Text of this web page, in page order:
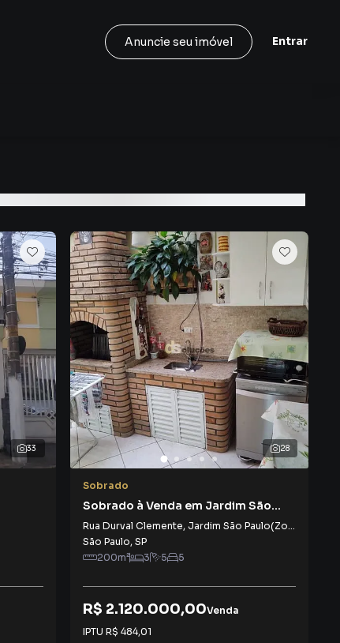
Anuncie seu imóvel Entrar
33 28
Sobrado
Sobrado à Venda em Jardim São
Paulo(Zona Norte)
Rua Durval Clemente, Jardim São Paulo(Zona Norte)
São Paulo, SP
200m² 3 5 5
R$ 2.120.000,00Venda
IPTU R$ 484,01